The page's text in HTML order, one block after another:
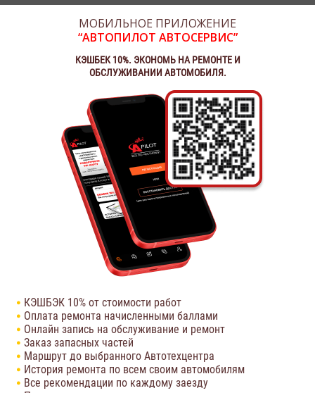
МОБИЛЬНОЕ ПРИЛОЖЕНИЕ
“АВТОПИЛОТ АВТОСЕРВИС”
КЭШБЕК 10%. ЭКОНОМЬ НА РЕМОНТЕ И
ОБСЛУЖИВАНИИ АВТОМОБИЛЯ.
КЭШБЭК 10% от стоимости работ
Оплата ремонта начисленными баллами
Онлайн запись на обслуживание и ремонт
Заказ запасных частей
Маршрут до выбранного Автотехцентра
История ремонта по всем своим автомобилям
Все рекомендации по каждому заезду